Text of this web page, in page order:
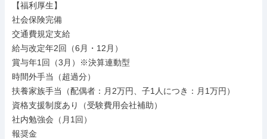
【福利厚生】
社会保険完備
交通費規定支給
給与改定年2回（6月・12月）
賞与年1回（3月）※決算連動型
時間外手当（超過分）
扶養家族手当（配偶者：月2万円、子1人につき：月1万円）
資格支援制度あり（受験費用会社補助）
社内勉強会（月1回）
報奨金